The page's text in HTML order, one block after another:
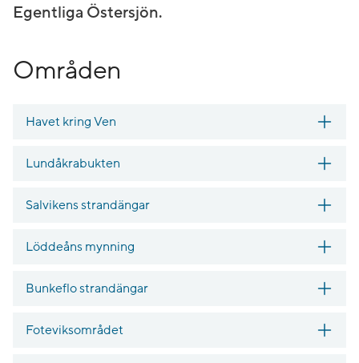
Egentliga Östersjön.
Områden
Havet kring Ven
Lundåkrabukten
Salvikens strandängar
Löddeåns mynning
Bunkeflo strandängar
Foteviksområdet